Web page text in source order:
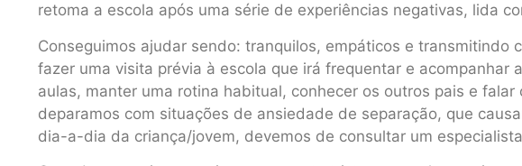
retoma a escola após uma série de experiências negativas, lida
Conseguimos ajudar sendo: tranquilos, empáticos e transmitindo
fazer uma visita prévia à escola que irá frequentar e acompanhar
aulas, manter uma rotina habitual, conhecer os outros pais e falar
deparamos com situações de ansiedade de separação, que
dia-a-dia da criança/jovem, devemos de consultar um